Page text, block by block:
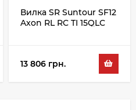
Вилка SR Suntour SF12
Axon RL RC TI 15QLC
13 806 грн.